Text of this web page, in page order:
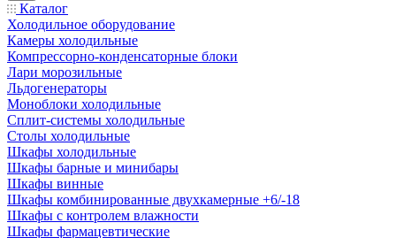
Каталог
Холодильное оборудование
Камеры холодильные
Компрессорно-конденсаторные блоки
Лари морозильные
Льдогенераторы
Моноблоки холодильные
Сплит-системы холодильные
Столы холодильные
Шкафы холодильные
Шкафы барные и минибары
Шкафы винные
Шкафы комбинированные двухкамерные +6/-18
Шкафы с контролем влажности
Шкафы фармацевтические